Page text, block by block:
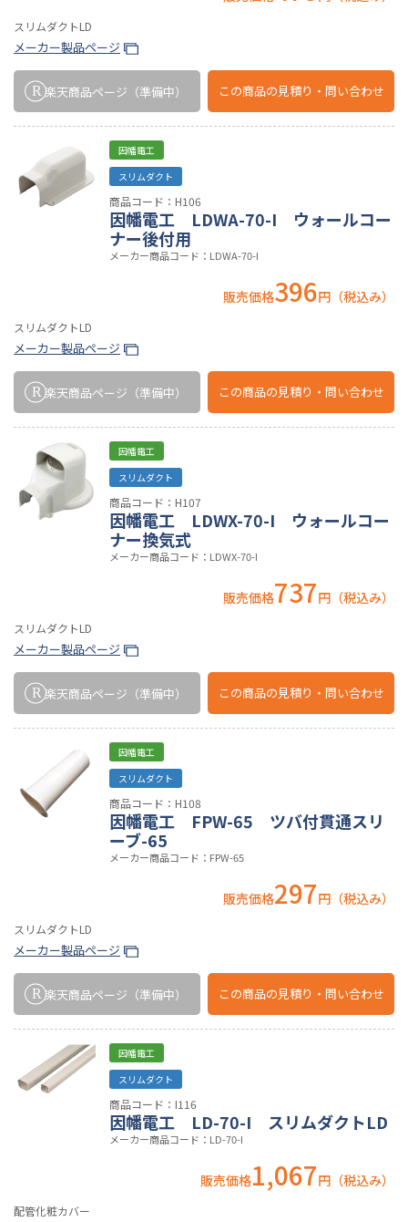
スリムダクトLD
メーカー製品ページ
楽天商品ページ （準備中） この商品の見積り・問い合わせ
因幡電工
スリムダクト
商品コード：H106
因幡電工 LDWA-70-I ウォールコー
ナー後付用
メーカー商品コード：LDWA-70-I
販売価格396円（税込み）
スリムダクトLD
メーカー製品ページ
楽天商品ページ （準備中） この商品の見積り・問い合わせ
因幡電工
スリムダクト
商品コード：H107
因幡電工 LDWX-70-I ウォールコー
ナー換気式
メーカー商品コード：LDWX-70-I
販売価格737円（税込み）
スリムダクトLD
メーカー製品ページ
楽天商品ページ （準備中） この商品の見積り・問い合わせ
因幡電工
スリムダクト
商品コード：H108
因幡電工 FPW-65 ツバ付貫通スリ
ーブ-65
メーカー商品コード：FPW-65
販売価格297円（税込み）
スリムダクトLD
メーカー製品ページ
楽天商品ページ （準備中） この商品の見積り・問い合わせ
因幡電工
スリムダクト
商品コード：I116
因幡電工 LD-70-I スリムダクトLD
メーカー商品コード：LD-70-I
販売価格1,067円（税込み）
配管化粧カバー